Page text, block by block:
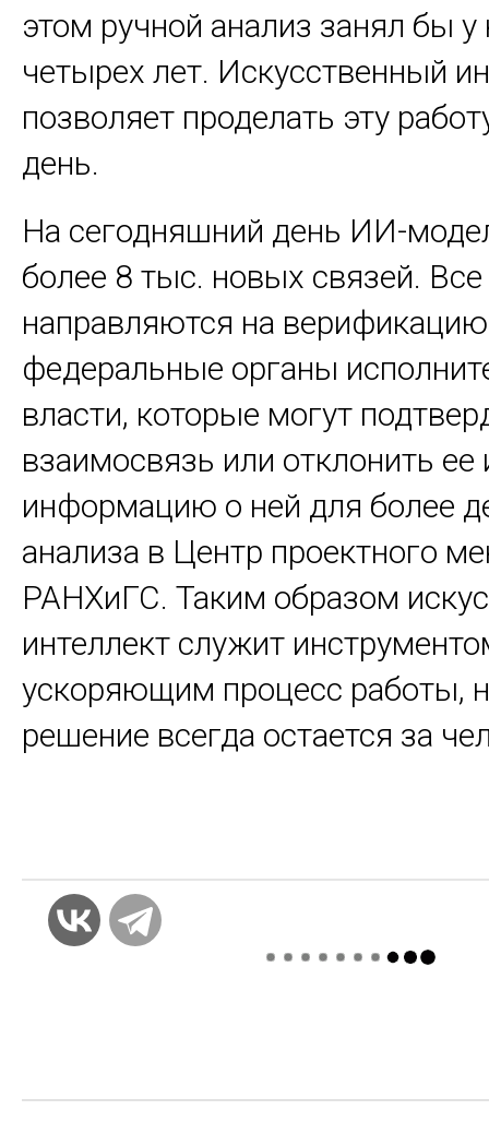
этом ручной анализ занял бы у
четырех лет. Искусственный
позволяет проделать эту
день.
На сегодняшний день ИИ-
более 8 тыс. новых связей.
направляются на
федеральные органы
власти, которые могут
взаимосвязь или отклонить ее
информацию о ней для более
анализа в Центр проектного
РАНХиГС. Таким образом
интеллект служит
ускоряющим процесс работы,
решение всегда остается за